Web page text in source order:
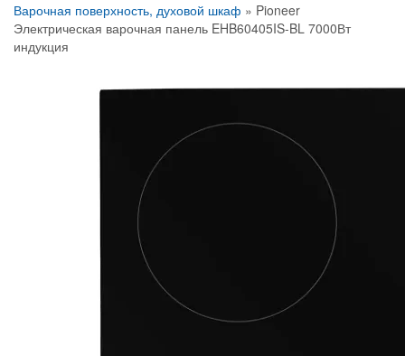
Варочная поверхность, духовой шкаф » Pioneer
Электрическая варочная панель EHB60405IS-BL 7000Вт
индукция